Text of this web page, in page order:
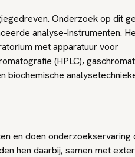
Onderzoek op dit
analyse-instrumenten.
met apparatuur voor
(HPLC),
biochemische
en doen onderzoekservaring
hen daarbij, samen met